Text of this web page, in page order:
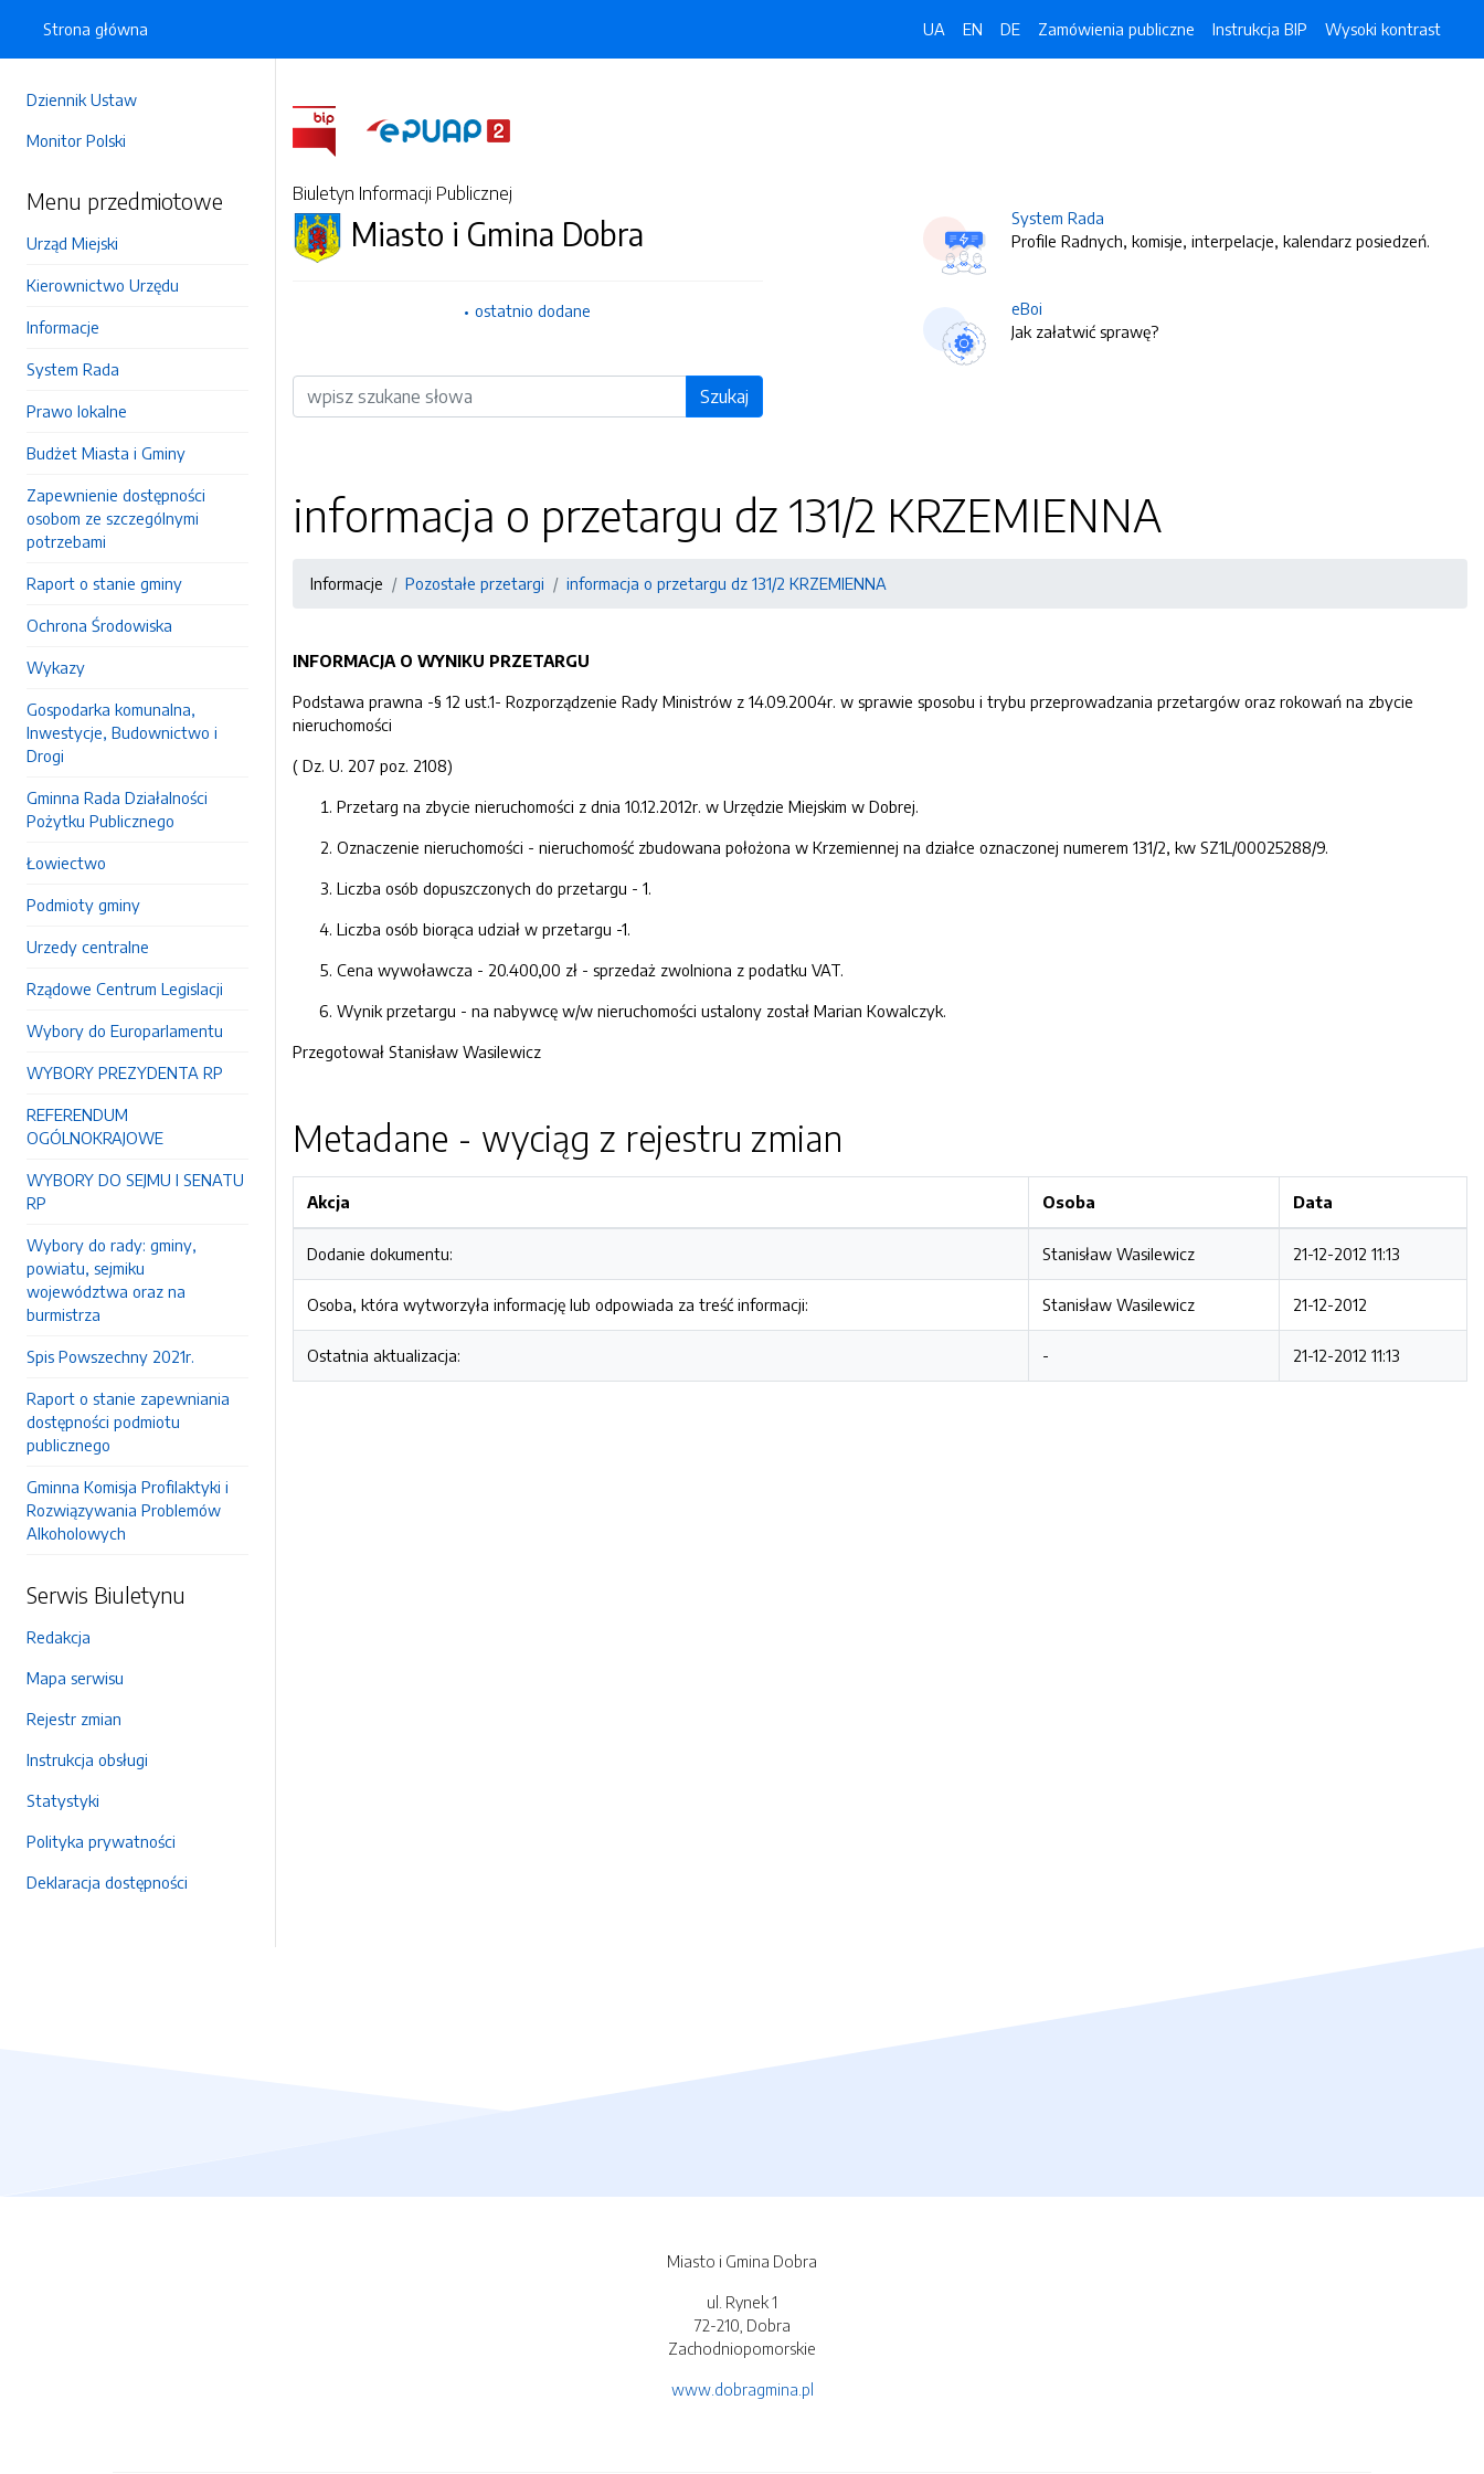
Dziennik Ustaw
Monitor Polski
Menu przedmiotowe
Urząd Miejski
Kierownictwo Urzędu
Informacje
System Rada
Prawo lokalne
Budżet Miasta i Gminy
Zapewnienie dostępności
osobom ze szczególnymi
potrzebami
Raport o stanie gminy
Ochrona Środowiska
Wykazy
Gospodarka komunalna,
Inwestycje, Budownictwo i
Drogi
Gminna Rada Działalności
Pożytku Publicznego
Łowiectwo
Podmioty gminy
Urzedy centralne
Rządowe Centrum Legislacji
Wybory do Europarlamentu
WYBORY PREZYDENTA RP
REFERENDUM
OGÓLNOKRAJOWE
WYBORY DO SEJMU I SENATU
RP
Wybory do rady: gminy,
powiatu, sejmiku
województwa oraz na
burmistrza
Spis Powszechny 2021r.
Raport o stanie zapewniania
dostępności podmiotu
publicznego
Gminna Komisja Profilaktyki i
Rozwiązywania Problemów
Alkoholowych
Serwis Biuletynu
Redakcja
Mapa serwisu
Rejestr zmian
Instrukcja obsługi
Statystyki
Polityka prywatności
Deklaracja dostępności
Strona główna UA EN DE Zamówienia publiczne Instrukcja BIP Wysoki kontrast
Biuletyn Informacji Publicznej
Miasto i Gmina Dobra
ostatnio dodane
Wyszukiwarka Szukaj
System Rada
Profile Radnych, komisje, interpelacje, kalendarz posiedzeń.
eBoi
Jak załatwić sprawę?
informacja o przetargu dz 131/2 KRZEMIENNA
Informacje Pozostałe przetargi informacja o przetargu dz 131/2 KRZEMIENNA
INFORMACJA O WYNIKU PRZETARGU
Podstawa prawna -§ 12 ust.1- Rozporządzenie Rady Ministrów z 14.09.2004r. w sprawie sposobu i trybu przeprowadzania przetargów oraz rokowań na zbycie
nieruchomości
( Dz. U. 207 poz. 2108)
Przetarg na zbycie nieruchomości z dnia 10.12.2012r. w Urzędzie Miejskim w Dobrej.
Oznaczenie nieruchomości - nieruchomość zbudowana położona w Krzemiennej na działce oznaczonej numerem 131/2, kw SZ1L/00025288/9.
Liczba osób dopuszczonych do przetargu - 1.
Liczba osób biorąca udział w przetargu -1.
Cena wywoławcza - 20.400,00 zł - sprzedaż zwolniona z podatku VAT.
Wynik przetargu - na nabywcę w/w nieruchomości ustalony został Marian Kowalczyk.
Przegotował Stanisław Wasilewicz
Metadane - wyciąg z rejestru zmian
Akcja Osoba Data
Dodanie dokumentu: Stanisław Wasilewicz 21-12-2012 11:13
Osoba, która wytworzyła informację lub odpowiada za treść informacji: Stanisław Wasilewicz 21-12-2012
Ostatnia aktualizacja: - 21-12-2012 11:13
Miasto i Gmina Dobra
ul. Rynek 1
72-210, Dobra
Zachodniopomorskie
www.dobragmina.pl